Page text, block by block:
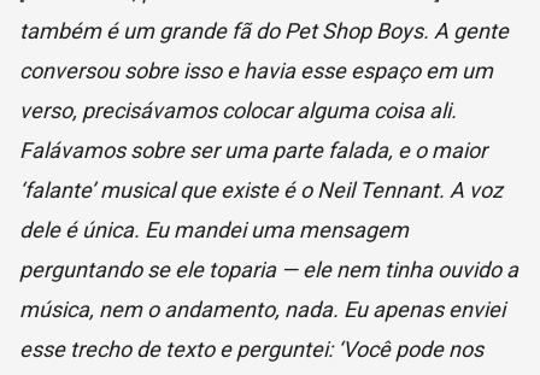
também é um grande fã do Pet Shop Boys. A gente
conversou sobre isso e havia esse espaço em um
verso, precisávamos colocar alguma coisa ali.
Falávamos sobre ser uma parte falada, e o maior
‘falante’ musical que existe é o Neil Tennant. A voz
dele é única. Eu mandei uma mensagem
perguntando se ele toparia — ele nem tinha ouvido a
música, nem o andamento, nada. Eu apenas enviei
esse trecho de texto e perguntei: ‘Você pode nos